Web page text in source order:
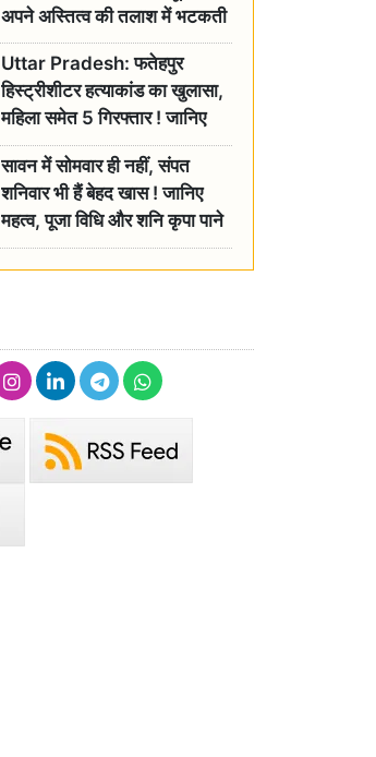
अपने अस्तित्व की तलाश में भटकती
रही बुजुर्ग, एसडीएम ने दिए जांच के
आदेश
Uttar Pradesh: फतेहपुर
हिस्ट्रीशीटर हत्याकांड का खुलासा,
महिला समेत 5 गिरफ्तार ! जानिए
क्या था कनेक्शन?
सावन में सोमवार ही नहीं, संपत
शनिवार भी हैं बेहद खास ! जानिए
महत्व, पूजा विधि और शनि कृपा पाने
के आसान उपाय